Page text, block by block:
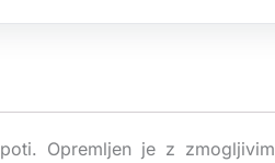
Opremljen je z zmogljivim